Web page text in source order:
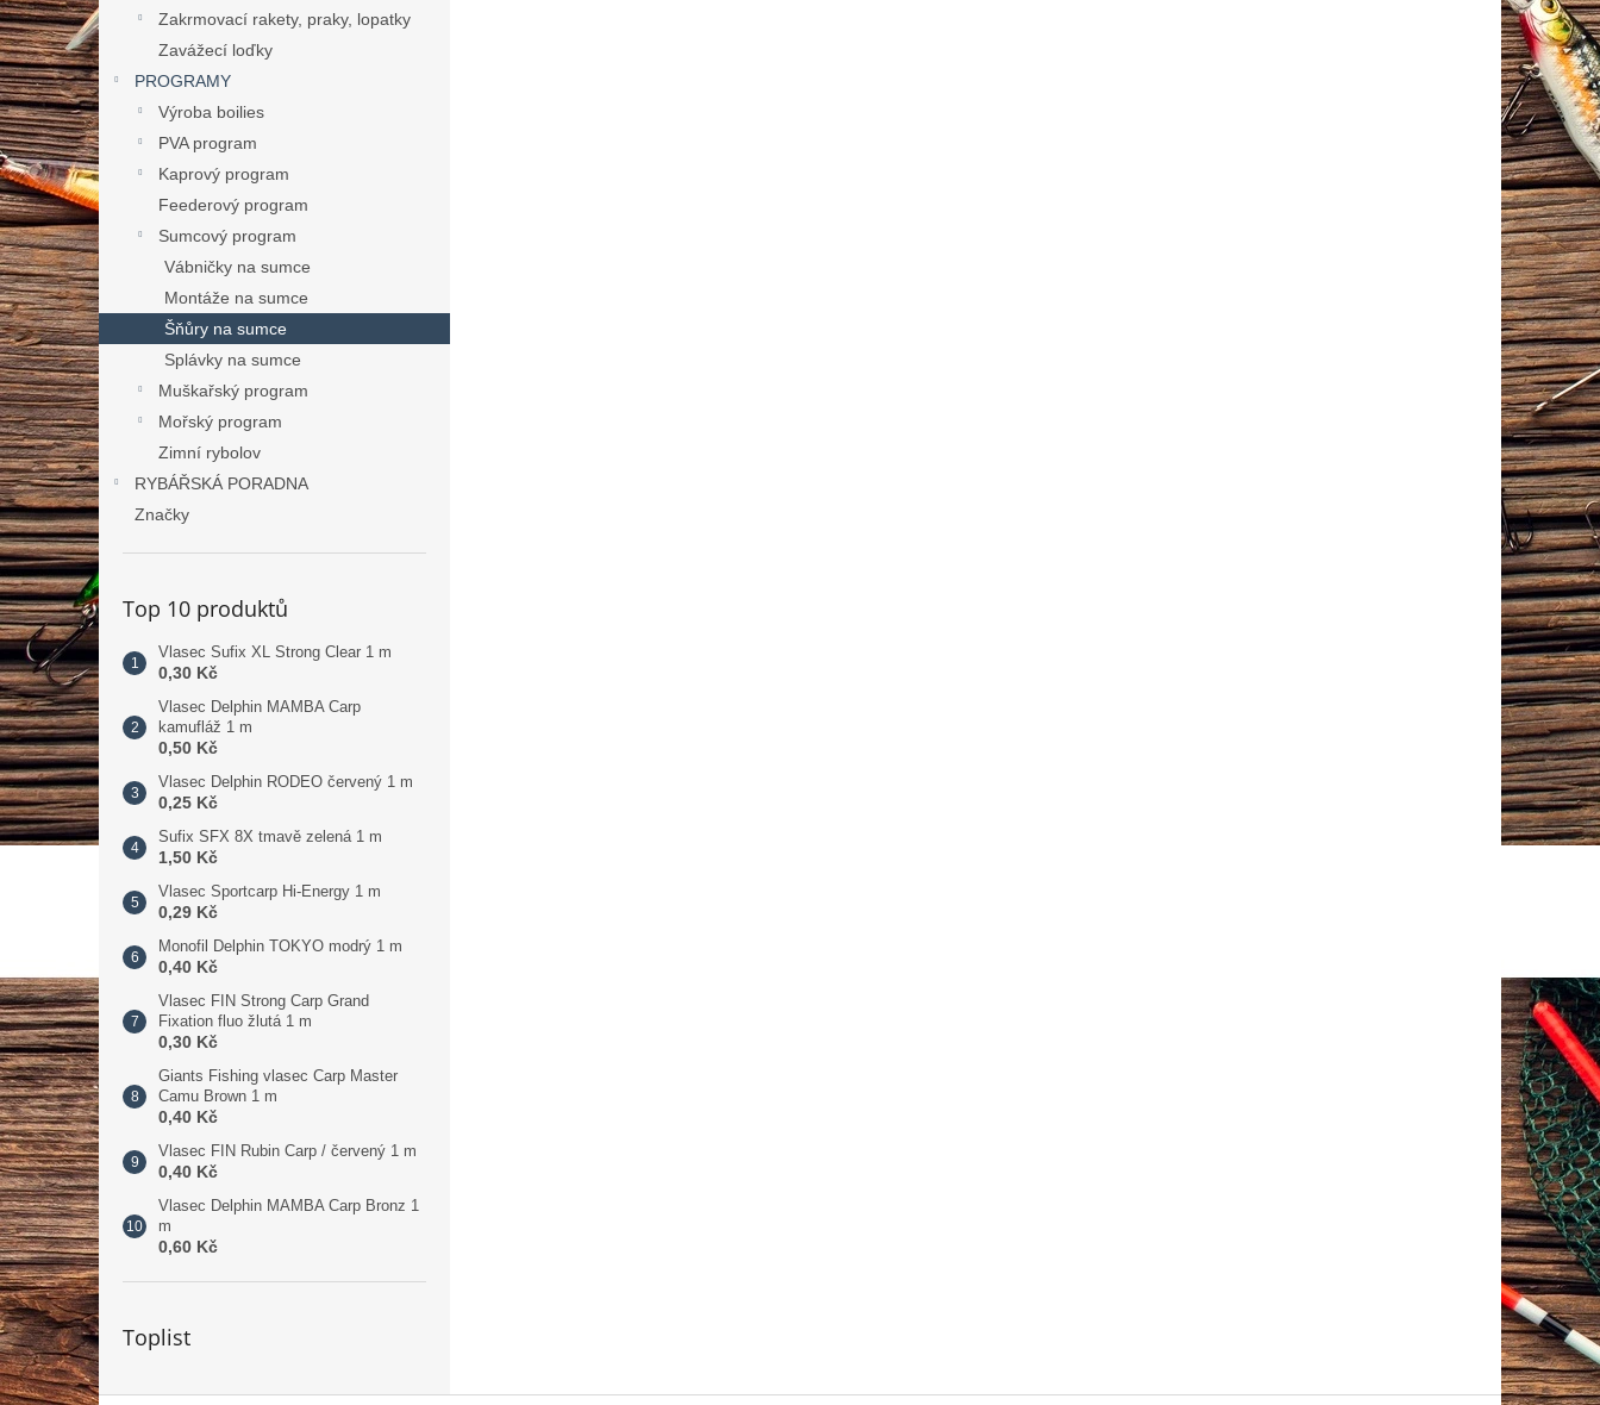
Zakrmovací rakety, praky, lopatky
Zavážecí loďky
PROGRAMY
Výroba boilies
PVA program
Kaprový program
Feederový program
Sumcový program
Vábničky na sumce
Montáže na sumce
Šňůry na sumce
Splávky na sumce
Muškařský program
Mořský program
Zimní rybolov
RYBÁŘSKÁ PORADNA
Značky
Top 10 produktů
Vlasec Sufix XL Strong Clear 1 m
0,30 Kč
Vlasec Delphin MAMBA Carp
kamufláž 1 m
0,50 Kč
Vlasec Delphin RODEO červený 1 m
0,25 Kč
Sufix SFX 8X tmavě zelená 1 m
1,50 Kč
Vlasec Sportcarp Hi-Energy 1 m
0,29 Kč
Monofil Delphin TOKYO modrý 1 m
0,40 Kč
Vlasec FIN Strong Carp Grand
Fixation fluo žlutá 1 m
0,30 Kč
Giants Fishing vlasec Carp Master
Camu Brown 1 m
0,40 Kč
Vlasec FIN Rubin Carp / červený 1 m
0,40 Kč
Vlasec Delphin MAMBA Carp Bronz 1
m
0,60 Kč
Toplist